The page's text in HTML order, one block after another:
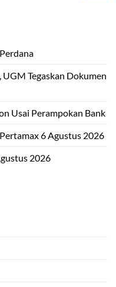
Tegaskan Dokumen
Usai Perampokan Bank
6 Agustus 2026
2026